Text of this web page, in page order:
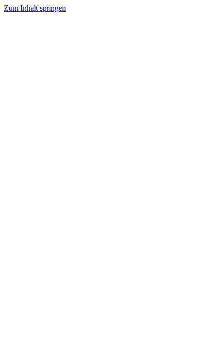
Zum Inhalt springen